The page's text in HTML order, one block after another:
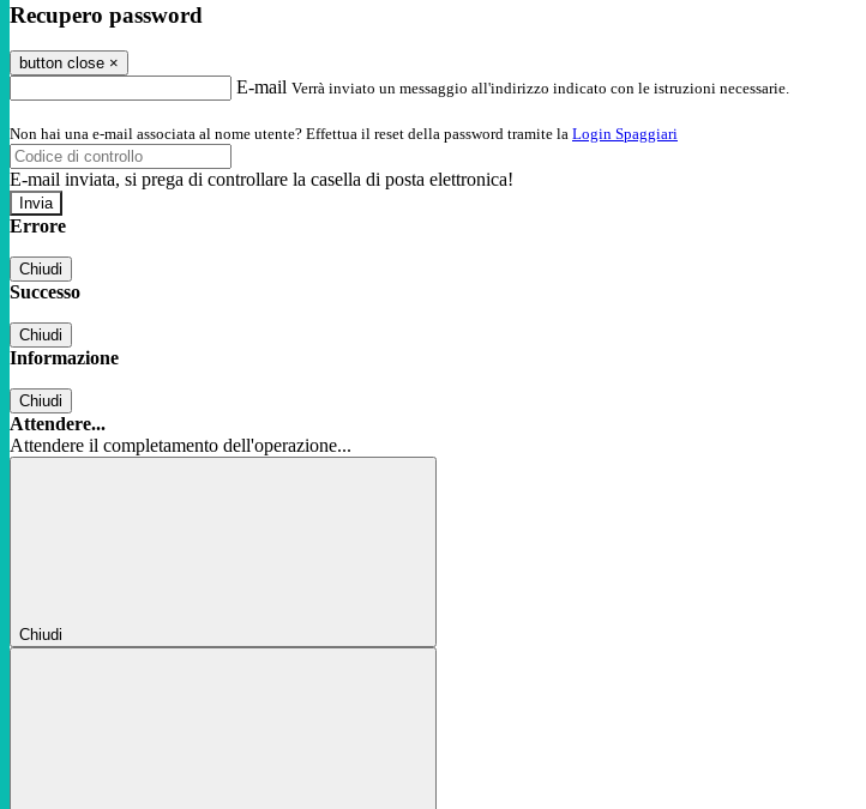
Recupero password
button close ×
E-mail Verrà inviato un messaggio all'indirizzo indicato con le istruzioni necessarie.
Non hai una e-mail associata al nome utente? Effettua il reset della password tramite la Login Spaggiari
E-mail inviata, si prega di controllare la casella di posta elettronica!
Errore
Chiudi
Successo
Chiudi
Informazione
Chiudi
Attendere...
Attendere il completamento dell'operazione...
Chiudi